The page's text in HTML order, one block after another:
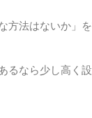
方法はないか」
るなら少し高く